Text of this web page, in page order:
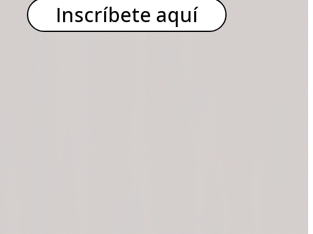
Inscríbete aquí